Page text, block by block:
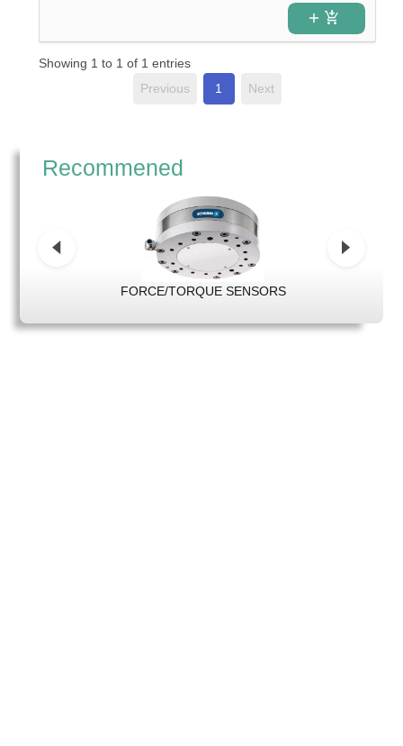
add_shopping_cart
Showing 1 to 1 of 1 entries
Previous
1 Next
Recommened
FORCE/TORQUE SENSORS